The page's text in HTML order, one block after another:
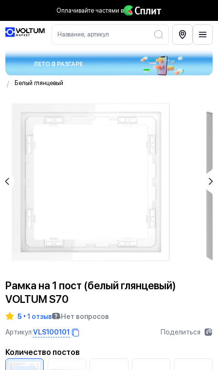
Оплачивайте частями в
Название, артикул
ЛЕТО В РАЗГАРЕ
/ Белый глянцевый
Рамка на 1 пост (белый глянцевый)
VOLTUM S70
5 1 отзыв
Нет вопросов
Артикул:VLS100101 Поделиться
Количество постов